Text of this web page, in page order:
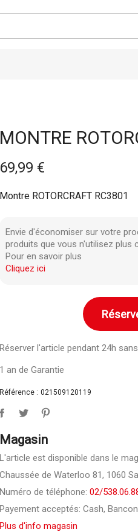
MONTRE
69,99 €
Montre ROTORCRAFT RC3801
Envie d'économiser sur votre
produits que vous n'utilisez plus
Pour en savoir plus
Cliquez ici
Réserver l'article pendant 24h
1 an de Garantie
Référence : 021509120119
Magasin
L'article est disponible dans le
Chaussée de Waterloo 81, 1060
Numéro de téléphone: 02/
Payement acceptés: Cash,
Plus d'info magasin